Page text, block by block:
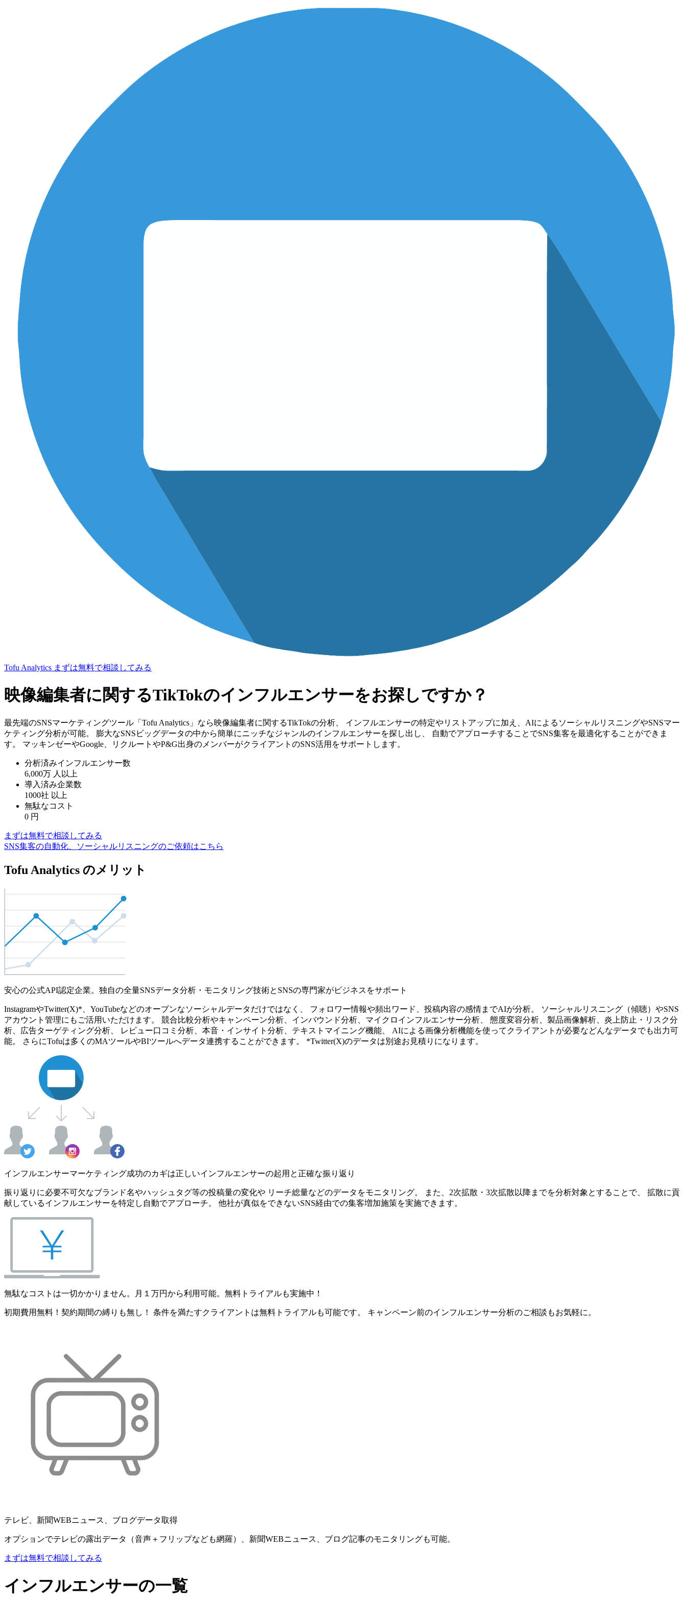
Tofu Analytics まずは無料で相談してみる
映像編集者に関するTikTokのインフルエンサーをお探しですか？
最先端のSNSマーケティングツール「Tofu Analytics」なら映像編集者に関するTikTokの分析、 インフルエンサーの特定やリストアップに加え、AIによるソーシャルリスニングやSNSマー
ケティング分析が可能。 膨大なSNSビッグデータの中から簡単にニッチなジャンルのインフルエンサーを探し出し、 自動でアプローチすることでSNS集客を最適化することができま
す。 マッキンゼーやGoogle、リクルートやP&G出身のメンバーがクライアントのSNS活用をサポートします。
分析済みインフルエンサー数
6,000万 人以上
導入済み企業数
1000社 以上
無駄なコスト
0 円
まずは無料で相談してみる
SNS集客の自動化、ソーシャルリスニングのご依頼はこちら
Tofu Analytics のメリット
安心の公式API認定企業。独自の全量SNSデータ分析・モニタリング技術とSNSの専門家がビジネスをサポート
InstagramやTwitter(X)*、YouTubeなどのオープンなソーシャルデータだけではなく、 フォロワー情報や頻出ワード、投稿内容の感情までAIが分析。 ソーシャルリスニング（傾聴）やSNS
アカウント管理にもご活用いただけます。 競合比較分析やキャンペーン分析、インバウンド分析、マイクロインフルエンサー分析、 態度変容分析、製品画像解析、炎上防止・リスク分
析、広告ターゲティング分析、 レビュー口コミ分析、本音・インサイト分析、テキストマイニング機能、 AIによる画像分析機能を使ってクライアントが必要などんなデータでも出力可
能。 さらにTofuは多くのMAツールやBIツールへデータ連携することができます。 *Twitter(X)のデータは別途お見積りになります。
インフルエンサーマーケティング成功のカギは正しいインフルエンサーの起用と正確な振り返り
振り返りに必要不可欠なブランド名やハッシュタグ等の投稿量の変化や リーチ総量などのデータをモニタリング。 また、2次拡散・3次拡散以降までを分析対象とすることで、 拡散に貢
献しているインフルエンサーを特定し自動でアプローチ。 他社が真似をできないSNS経由での集客増加施策を実施できます。
無駄なコストは一切かかりません。月１万円から利用可能。無料トライアルも実施中！
初期費用無料！契約期間の縛りも無し！ 条件を満たすクライアントは無料トライアルも可能です。 キャンペーン前のインフルエンサー分析のご相談もお気軽に。
テレビ、新聞WEBニュース、ブログデータ取得
オプションでテレビの露出データ（音声＋フリップなども網羅）、新聞WEBニュース、ブログ記事のモニタリングも可能。
まずは無料で相談してみる
インフルエンサーの一覧